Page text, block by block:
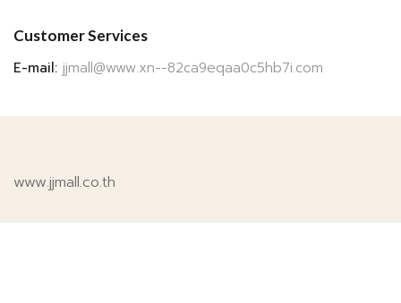
Customer Services
E-mail: jjmall@www.xn--82ca9eqaa0c5hb7i.com
www.jjmall.co.th